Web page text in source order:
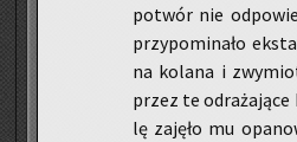
po­twór nie
przy­po­mi­na­ło
na ko­la­na i
przez te od­ra­ża­ją­ce
lę za­ję­ło mu